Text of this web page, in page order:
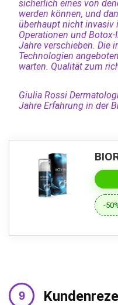
sicherlich eines von
werden können, und
überhaupt nicht invasiv
Operationen und
Jahre verschieben. Die
Technologien
warten. Qualität zum
Giulia Rossi
Jahre Erfahrung in der
-